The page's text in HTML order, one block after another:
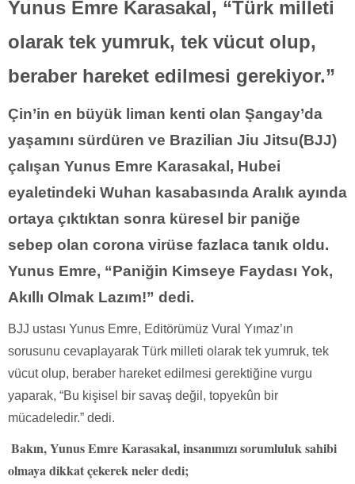
Yunus Emre Karasakal, “Türk milleti
olarak tek yumruk, tek vücut olup,
beraber hareket edilmesi gerekiyor.”
Çin’in en büyük liman kenti olan Şangay’da
yaşamını sürdüren ve Brazilian Jiu Jitsu(BJJ)
çalışan Yunus Emre Karasakal, Hubei
eyaletindeki Wuhan kasabasında Aralık ayında
ortaya çıktıktan sonra küresel bir paniğe
sebep olan corona virüse fazlaca tanık oldu.
Yunus Emre, “Paniğin Kimseye Faydası Yok,
Akıllı Olmak Lazım!” dedi.
BJJ ustası Yunus Emre, Editörümüz Vural Yımaz’ın
sorusunu cevaplayarak Türk milleti olarak tek yumruk, tek
vücut olup, beraber hareket edilmesi gerektiğine vurgu
yaparak, “Bu kişisel bir savaş değil, topyekûn bir
mücadeledir.” dedi.
Bakın, Yunus Emre Karasakal, insanımızı sorumluluk sahibi
olmaya dikkat çekerek neler dedi;